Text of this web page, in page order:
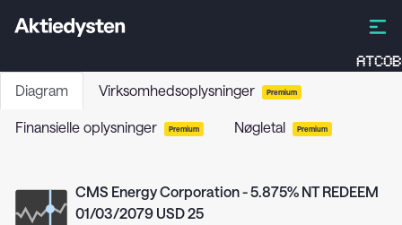
Diagram Virksomhedsoplysninger Premium
Finansielle oplysninger Premium Nøgletal Premium
CMS Energy Corporation - 5.875% NT REDEEM
01/03/2079 USD 25